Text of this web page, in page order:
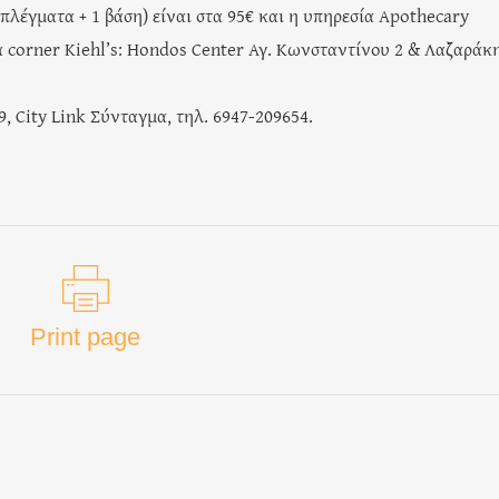
+ 1 βάση) είναι στα 95€ και η υπηρεσία Apothecary
corner Kiehl’s: Hondos Center Αγ. Κωνσταντίνου 2 &
City Link Σύνταγμα, τηλ. 6947-209654.
Print page